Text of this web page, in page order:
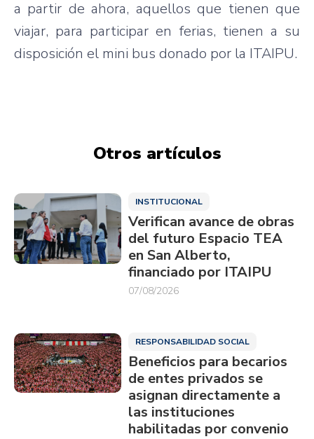
a partir de ahora, aquellos que tienen que
viajar, para participar en ferias, tienen a su
disposición el mini bus donado por la ITAIPU.
Otros artículos
INSTITUCIONAL
Verifican avance de obras
del futuro Espacio TEA
en San Alberto,
financiado por ITAIPU
07/08/2026
RESPONSABILIDAD SOCIAL
Beneficios para becarios
de entes privados se
asignan directamente a
las instituciones
habilitadas por convenio